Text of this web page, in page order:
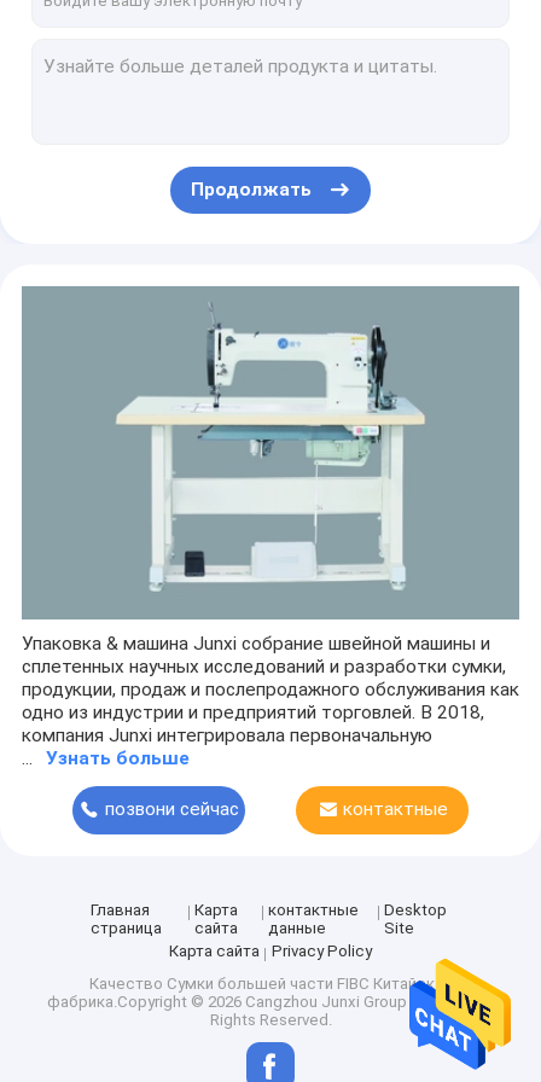
Одиночное громоздк пользы FIBC кладет 500kg в мешки к 2000kg для бетона и песка песчинки
сумка Ibcs 0.5ton 1.5ton гибкая промежуточная оптовая большой том для муки и сахара
Повторно использовать громоздк FIBC кладет складывая дно в мешки контейнера 1000kg перекрестное
Складные белизна и Bule сумки 2205Lbs песка ISO 9001 Wickes строя слон
HDPE сплетенная перевозка 2 тонн оптовая гибкая кладет округлость в мешки выпуклины полипропилена
Продолжать
Упаковка & машина Junxi собрание швейной машины и
сплетенных научных исследований и разработки сумки,
продукции, продаж и послепродажного обслуживания как
одно из индустрии и предприятий торговлей. В 2018,
компания Junxi интегрировала первоначальную
...
Узнать больше
позвони сейчас контактные
Главная
страница
Карта
сайта
контактные
данные
Desktop
Site
Карта сайта
Privacy Policy
Качество Сумки большей части FIBC Китайская
фабрика.Copyright © 2026 Cangzhou Junxi Group Co., Ltd.. All
Rights Reserved.